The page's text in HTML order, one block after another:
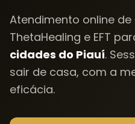
Atendimento online
ThetaHealing e EFT
cidades do Piauí.
sair de casa, com a
eficácia.